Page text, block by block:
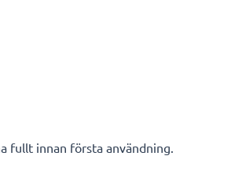
fullt innan första användning.